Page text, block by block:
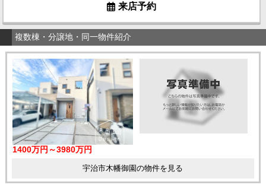
来店予約
複数棟・分譲地・同一物件紹介
1400万円～3980万円
宇治市木幡御園の物件を見る